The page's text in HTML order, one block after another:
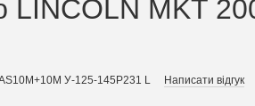
LINCOLN MKT
У-125-145P231 L Написати відгук